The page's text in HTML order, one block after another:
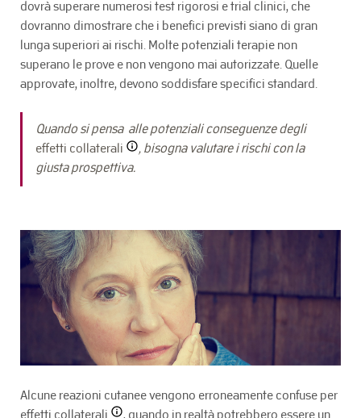
dovrà superare numerosi test rigorosi e trial clinici, che
dovranno dimostrare che i benefici previsti siano di gran
lunga superiori ai rischi. Molte potenziali terapie non
superano le prove e non vengono mai autorizzate. Quelle
approvate, inoltre, devono soddisfare specifici standard.
Quando si pensa alle potenziali conseguenze degli
effetti collaterali
, bisogna valutare i rischi con la
giusta prospettiva.
Alcune reazioni cutanee vengono erroneamente confuse per
effetti collaterali
, quando in realtà potrebbero essere un